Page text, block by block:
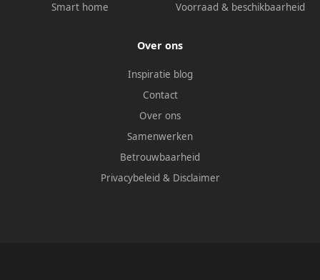
Smart home
Voorraad & beschikbaarheid
Over ons
Inspiratie blog
Contact
Over ons
Samenwerken
Betrouwbaarheid
Privacybeleid & Disclaimer